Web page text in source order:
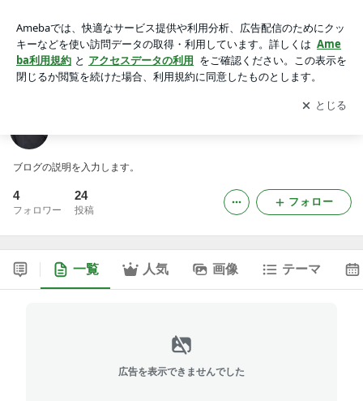
アプリをダウンロードして ブログの更新通知
を受け取りまし
ょう。
開く
ブログの説明を入力します。
4
フォロワー
24
投稿
フォロー
一覧 人気 画像 テーマ
広告を表示できませんでした